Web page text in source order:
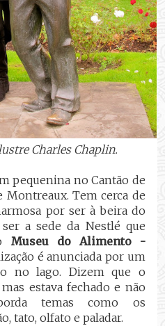
Charles Chaplin.
pequenina no Cantão de
Montreaux. Tem cerca de
por ser à beira do
a sede da Nestlé que
Museu do Alimento -
é anunciada por um
no lago. Dizem que o
estava fechado e não
temas como os
tato, olfato e paladar.